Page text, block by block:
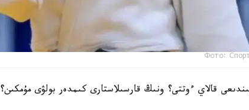
Фото:
قالاي ءوتتى؟ ونىڭ قارسىلاستارى كىمدەر بولۋى مۇمكىن؟